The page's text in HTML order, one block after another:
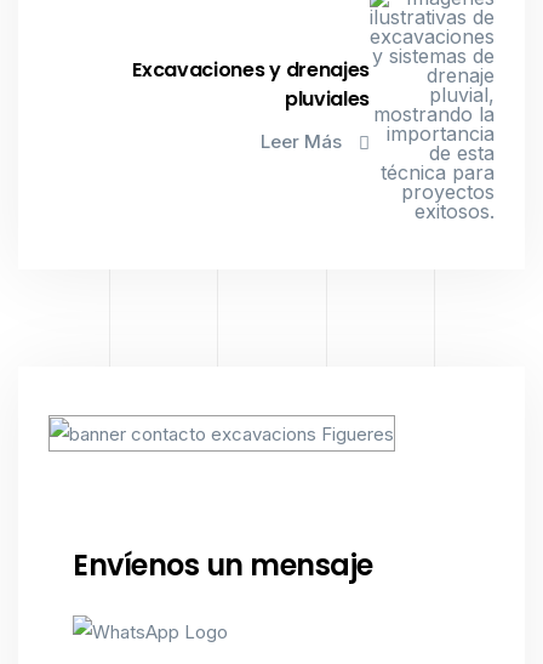
Excavaciones y drenajes
pluviales
Leer Más
Envíenos un mensaje